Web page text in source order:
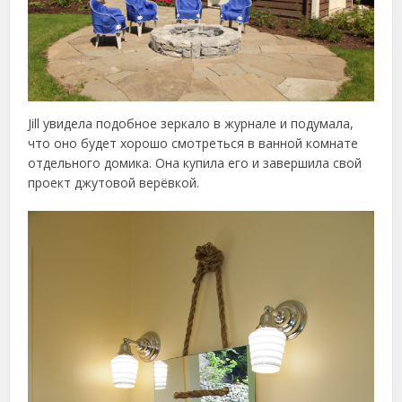
Jill увидела подобное зеркало в журнале и подумала,
что оно будет хорошо смотреться в ванной комнате
отдельного домика. Она купила его и завершила свой
проект джутовой верёвкой.